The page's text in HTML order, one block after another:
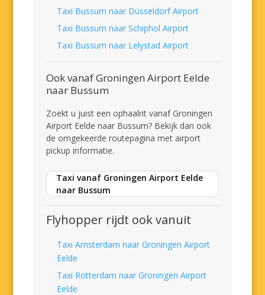
Taxi Bussum naar Düsseldorf Airport
Taxi Bussum naar Schiphol Airport
Taxi Bussum naar Lelystad Airport
Ook vanaf Groningen Airport Eelde
naar Bussum
Zoekt u juist een ophaalrit vanaf Groningen
Airport Eelde naar Bussum? Bekijk dan ook
de omgekeerde routepagina met airport
pickup informatie.
Taxi vanaf Groningen Airport Eelde
naar Bussum
Flyhopper rijdt ook vanuit
Taxi Amsterdam naar Groningen Airport
Eelde
Taxi Rotterdam naar Groningen Airport
Eelde